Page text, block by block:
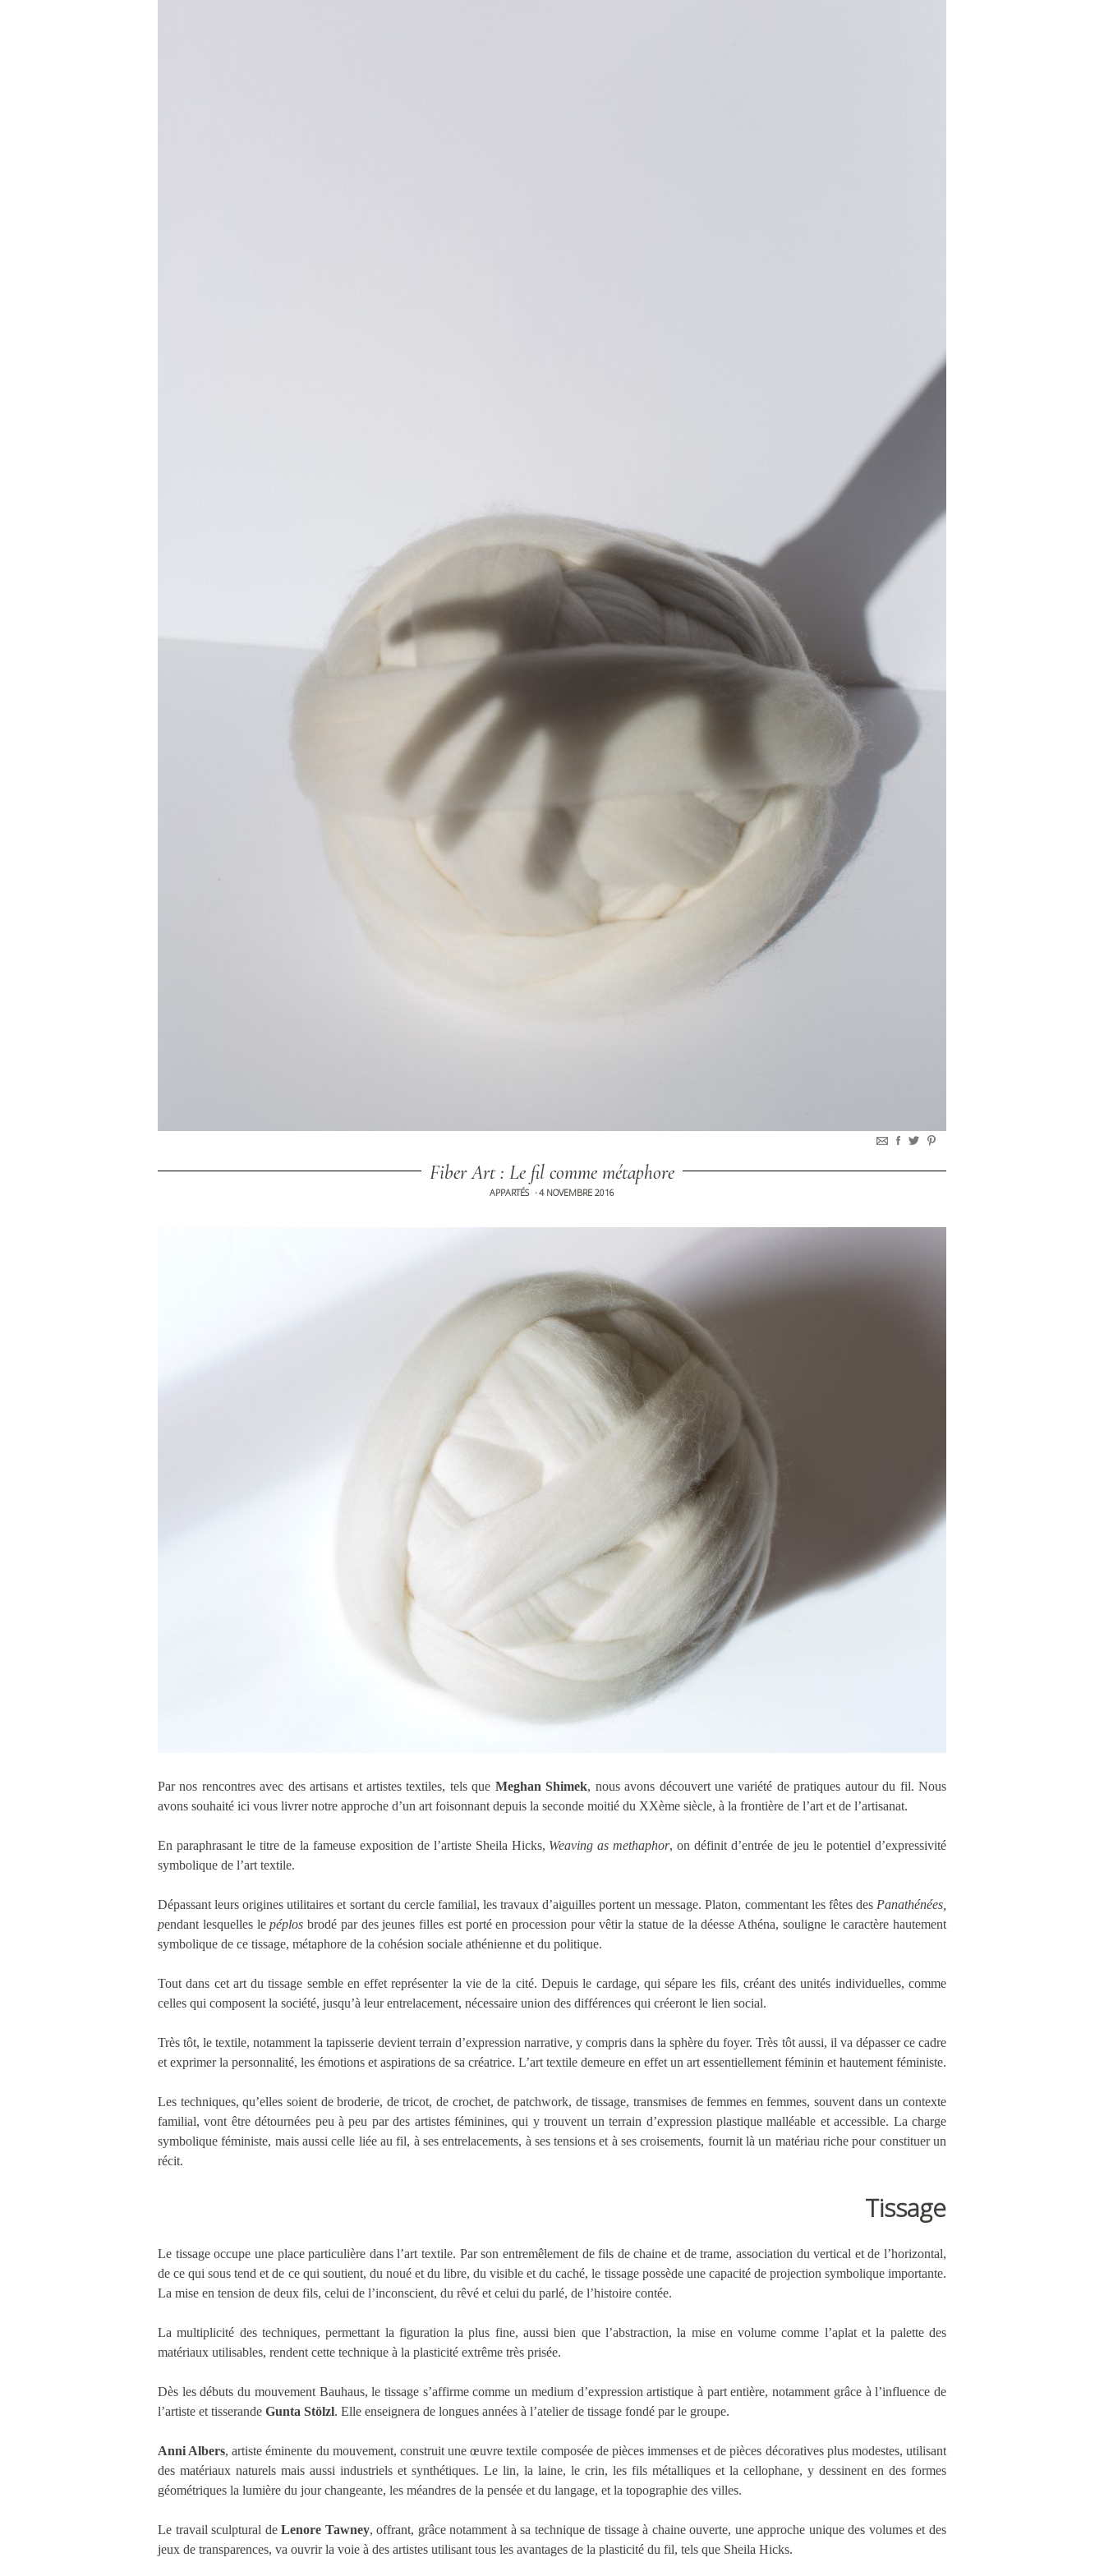
Fiber Art : Le fil comme métaphore
APPARTÉS •4 NOVEMBRE 2016
Par nos rencontres avec des artisans et artistes textiles, tels que Meghan Shimek, nous avons découvert une variété de pratiques autour du fil. Nous
avons souhaité ici vous livrer notre approche d’un art foisonnant depuis la seconde moitié du XXème siècle, à la frontière de l’art et de l’artisanat.
En paraphrasant le titre de la fameuse exposition de l’artiste Sheila Hicks, Weaving as methaphor, on définit d’entrée de jeu le potentiel d’expressivité
symbolique de l’art textile.
Dépassant leurs origines utilitaires et sortant du cercle familial, les travaux d’aiguilles portent un message. Platon, commentant les fêtes des Panathénées,
pendant lesquelles lepéplos brodé par des jeunes filles est porté en procession pour vêtir la statue de la déesse Athéna, souligne le caractère hautement
symbolique de ce tissage, métaphore de la cohésion sociale athénienne et du politique.
Tout dans cet art du tissage semble en effet représenter la vie de la cité. Depuis le cardage, qui sépare les fils, créant des unités individuelles, comme
celles qui composent la société, jusqu’à leur entrelacement, nécessaire union des différences qui créeront le lien social.
Très tôt, le textile, notamment la tapisserie devient terrain d’expression narrative, y compris dans la sphère du foyer. Très tôt aussi, il va dépasser ce cadre
et exprimer la personnalité, les émotions et aspirations de sa créatrice. L’art textile demeure en effet un art essentiellement féminin et hautement féministe.
Les techniques, qu’elles soient de broderie, de tricot, de crochet, de patchwork, de tissage, transmises de femmes en femmes, souvent dans un contexte
familial, vont être détournées peu à peu par des artistes féminines, qui y trouvent un terrain d’expression plastique malléable et accessible. La charge
symbolique féministe, mais aussi celle liée au fil, à ses entrelacements, à ses tensions et à ses croisements, fournit là un matériau riche pour constituer un
récit.
Tissage
Le tissage occupe une place particulière dans l’art textile. Par son entremêlement de fils de chaine et de trame, association du vertical et de l’horizontal,
de ce qui sous tend et de ce qui soutient, du noué et du libre, du visible et du caché, le tissage possède une capacité de projection symbolique importante.
La mise en tension de deux fils, celui de l’inconscient, du rêvé et celui du parlé, de l’histoire contée.
La multiplicité des techniques, permettant la figuration la plus fine, aussi bien que l’abstraction, la mise en volume comme l’aplat et la palette des
matériaux utilisables, rendent cette technique à la plasticité extrême très prisée.
Dès les débuts du mouvement Bauhaus, le tissage s’affirme comme un medium d’expression artistique à part entière, notamment grâce à l’influence de
l’artiste et tisserande Gunta Stölzl. Elle enseignera de longues années à l’atelier de tissage fondé par le groupe.
Anni Albers, artiste éminente du mouvement, construit une œuvre textile composée de pièces immenses et de pièces décoratives plus modestes, utilisant
des matériaux naturels mais aussi industriels et synthétiques. Le lin, la laine, le crin, les fils métalliques et la cellophane, y dessinent en des formes
géométriques la lumière du jour changeante, les méandres de la pensée et du langage, et la topographie des villes.
Le travail sculptural deLenore Tawney, offrant, grâce notamment à sa technique de tissage à chaine ouverte, une approche unique des volumes et des
jeux de transparences, va ouvrir la voie à des artistes utilisant tous les avantages de la plasticité du fil, tels que Sheila Hicks.